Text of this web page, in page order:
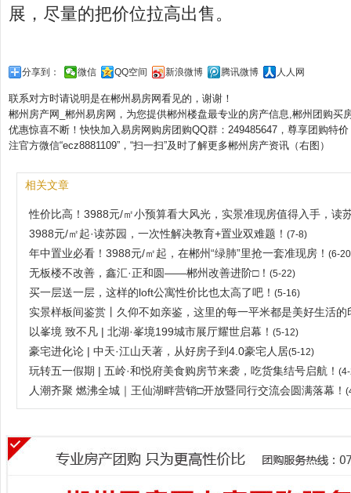
展，尽量的把价位拉高出售。
分享到： 微信 QQ空间 新浪微博 腾讯微博 人人网
联系对方时请说明是在郴州易房网看见的，谢谢！
郴州房产网_郴州易房网，为您提供郴州楼盘最专业的房产信息,郴州团购买
优惠惊喜不断！快快加入易房网购房团购QQ群：249485647，尊享团购特价
注官方微信“ecz8881109”，“扫一扫”及时了解更多郴州房产资讯（右图）
相关文章
性价比高！3988元/㎡小预算看大风光，实景准现房值得入手，读
3988元/㎡起·读苏园，一次性解决教育+置业双难题！ (7-8)
年中置业必看！3988元/㎡起，在郴州“绿肺”里抢一套准现房！ (6-
无板楼不改善，鑫汇·正和圆——郴州改善进阶□！ (5-22)
买一层送一层，这样的loft公寓性价比也太高了吧！ (5-16)
实景样板间鉴赏丨久仰不如亲鉴，这里的每一平米都是美好生活的
以峯境 致不凡 | 北湖·峯境199城市展厅耀世启幕！ (5-12)
豪宅进化论 | 中天·江山天著，从好房子到4.0豪宅人居(5-12)
玩转五一假期 | 五岭·和悦府美食购房节来袭，吃货集结号启航！
人潮齐聚 燃沸全城｜王仙湖畔营销□开放暨同行交流会圆满落幕！